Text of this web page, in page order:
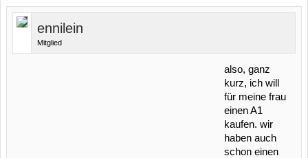
ennilein
Mitglied
also, ganz
kurz, ich will
für meine frau
einen A1
kaufen. wir
haben auch
schon einen